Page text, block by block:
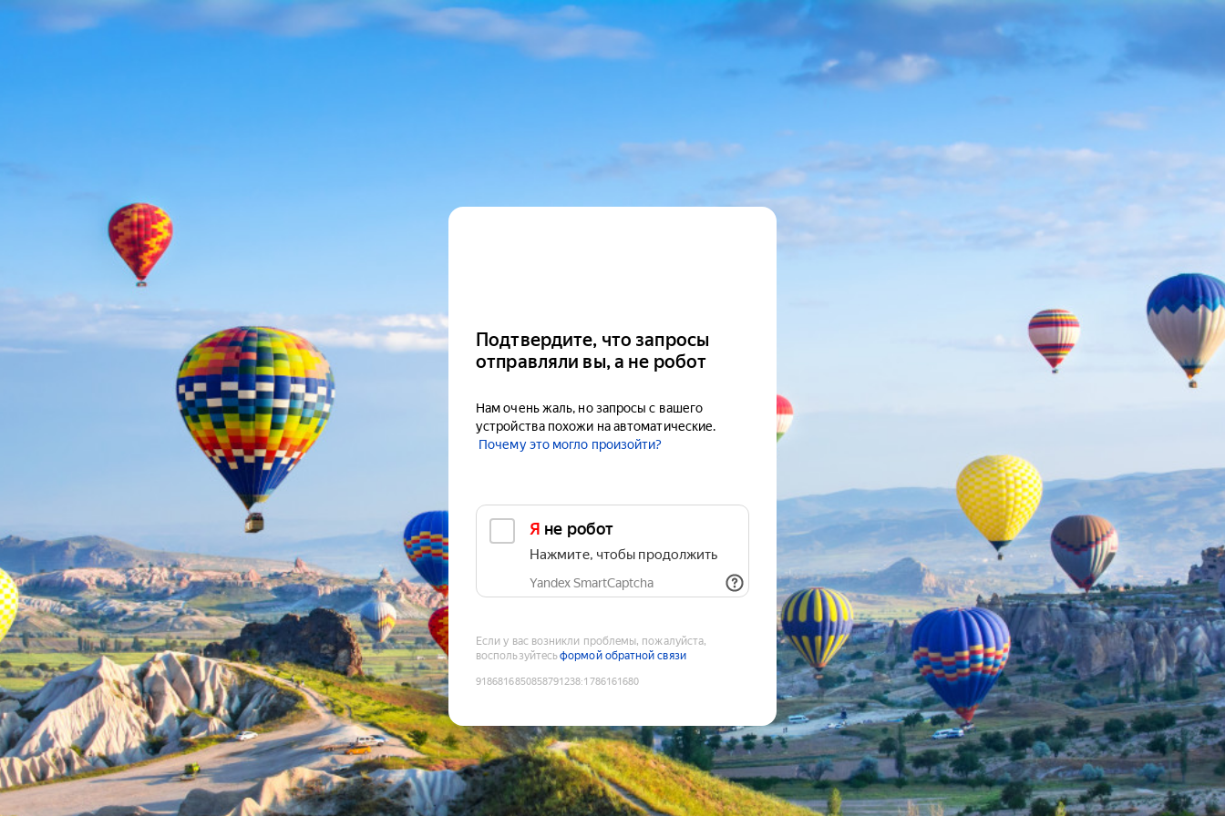
Подтвердите, что запросы
отправляли вы, а не робот
Нам очень жаль, но запросы с вашего
устройства похожи на автоматические.
Почему это могло произойти?
Я не робот
Нажмите, чтобы продолжить
Yandex SmartCaptcha
Если у вас возникли проблемы, пожалуйста,
воспользуйтесьформой обратной связи
9186816850858791238:1786161680